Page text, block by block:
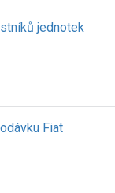
jednotek
Fiat